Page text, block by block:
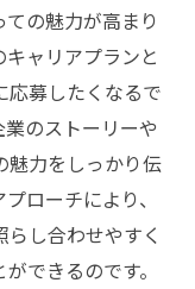
の魅力が高まり
ャリアプランと
応募したくなるで
のストーリーや
魅力をしっかり伝
ローチにより、
し合わせやすく
できるのです。